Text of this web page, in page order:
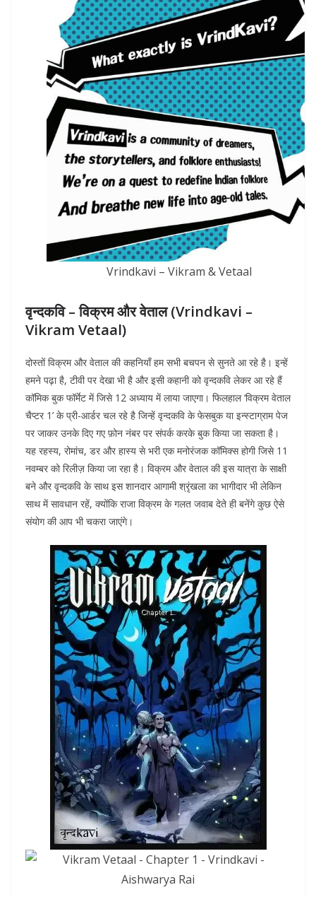
Vrindkavi – Vikram & Vetaal
वृन्दकवि – विक्रम और वेताल (Vrindkavi –
Vikram Vetaal)
दोस्तों विक्रम और वेताल की कहनियाँ हम सभी बचपन से सुनते आ रहे है। इन्हें
हमने पढ़ा है, टीवी पर देखा भी है और इसी कहानी को वृन्दकवि लेकर आ रहे हैं
कॉमिक बुक फॉर्मेट में जिसे 12 अध्याय में लाया जाएगा। फिलहाल ‘विक्रम वेताल
चैप्टर 1’ के प्री-आर्डर चल रहे है जिन्हें वृन्दकवि के फेसबुक या इन्स्टाग्राम पेज
पर जाकर उनके दिए गए फ़ोन नंबर पर संपर्क करके बुक किया जा सकता है।
यह रहस्य, रोमांच, डर और हास्य से भरी एक मनोरंजक कॉमिक्स होगी जिसे 11
नवम्बर को रिलीज़ किया जा रहा है। विक्रम और वेताल की इस यात्रा के साक्षी
बने और वृन्दकवि के साथ इस शानदार आगामी श्रृंखला का भागीदार भी लेकिन
साथ में सावधान रहें, क्योंकि राजा विक्रम के गलत जवाब देते ही बनेंगे कुछ ऐसे
संयोग की आप भी चकरा जाएंगे।